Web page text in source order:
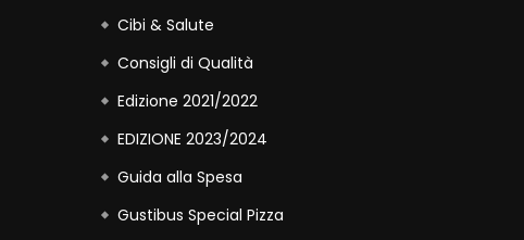
Cibi & Salute
Consigli di Qualità
Edizione 2021/2022
EDIZIONE 2023/2024
Guida alla Spesa
Gustibus Special Pizza